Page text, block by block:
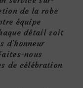
de la robe
équipe
détail soit
d'honneur
nous
de célébration